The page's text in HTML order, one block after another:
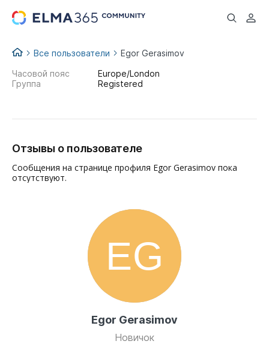
...
Все пользователи Egor Gerasimov
Egor Gerasimov
Новичок
Часовой пояс
Europe/London
Группа
Registered
Отзывы о пользователе
Сообщения на странице профиля Egor Gerasimov пока
отсутствуют.